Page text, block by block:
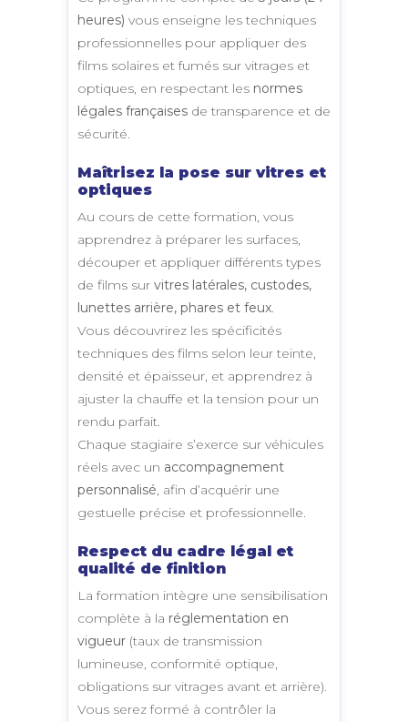
heures) vous enseigne les techniques
professionnelles pour appliquer des
films solaires et fumés sur vitrages et
optiques, en respectant les normes
légales françaises de transparence et de
sécurité.
Maîtrisez la pose sur vitres et
optiques
Au cours de cette formation, vous
apprendrez à préparer les surfaces,
découper et appliquer différents types
de films sur vitres latérales, custodes,
lunettes arrière, phares et feux
Vous découvrirez les spécificités
techniques des films selon leur teinte,
densité et épaisseur, et apprendrez à
ajuster la chauffe et la tension pour un
rendu parfait.
Chaque stagiaire s’exerce sur véhicules
réels avec un accompagnement
personnalisé , afin d’acquérir une
gestuelle précise et professionnelle.
Respect du cadre légal et
qualité de finition
La formation intègre une sensibilisation
complète à la réglementation en
vigueur (taux de transmission
lumineuse, conformité optique,
obligations sur vitrages avant et arrière).
Vous serez formé à contrôler la